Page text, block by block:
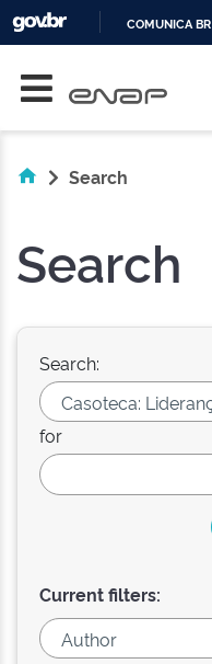
COMUNICA BR
Search
Search
Search:
for
Current filters: